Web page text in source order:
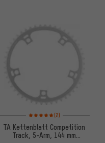
auf 2 Bewertungen
Bewertungen: 5 von 5
(2)
TA Kettenblatt Competition
Track, 5-Arm, 144 mm